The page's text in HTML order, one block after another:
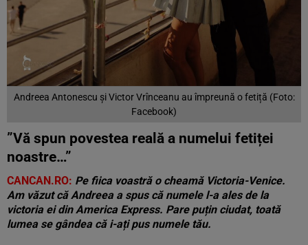
Andreea Antonescu și Victor Vrînceanu au împreună o fetiță (Foto:
Facebook)
”Vă spun povestea reală a numelui fetiței
noastre…”
CANCAN.RO: Pe fiica voastră o cheamă Victoria-Venice.
Am văzut că Andreea a spus că numele l-a ales de la
victoria ei din America Express. Pare puțin ciudat, toată
lumea se gândea că i-ați pus numele tău.